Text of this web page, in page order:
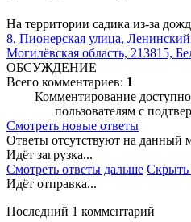
На территории садика из-за
8, Пионерская улица,
Могилёвская область, 213815,
ОБСУЖДЕНИЕ
Всего комментариев: 1
Комментирование
пользователям с
Смотреть новые ответы
Ответы отсутствуют на данный
Идёт загрузка...
Смотреть ответы дальше Скрыть
Идёт отправка...
Последний 1 комментарий